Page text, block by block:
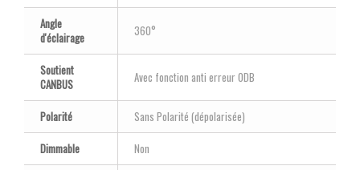
Angle
d'éclairage
360°
Soutient
CANBUS
Avec fonction anti erreur ODB
Polarité
Sans Polarité (dépolarisée)
Dimmable
Non